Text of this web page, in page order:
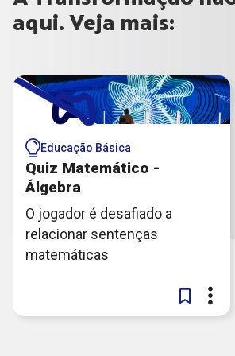
aqui. Veja mais:
Educação Básica
Quiz Matemático -
Álgebra
O jogador é desafiado a
relacionar sentenças
matemáticas